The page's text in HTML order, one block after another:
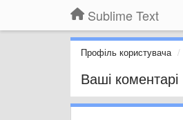
Sublime Text
Профіль користувача
Ваші коментарі